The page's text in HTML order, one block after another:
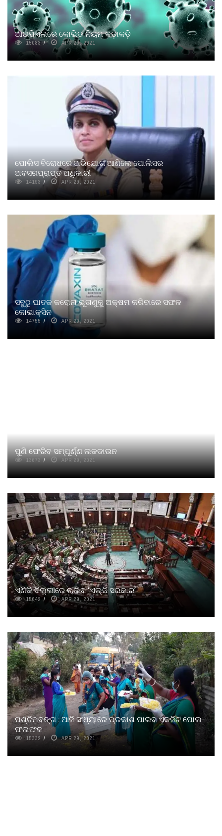
ଆଇପିଏଲରେ କୋଭିଡ ନିୟମ କଡ଼ାକଡ଼ି
15083 APR 29, 2021
ପୋଲିସ ବିରୋଧରେ ଅଭିଯୋଗ ଆଣିଲେ ପୋଲିସର
ଅବସରପ୍ରାପ୍ତ ଅଧିକାରୀ
14193 APR 29, 2021
ସବୁଠୁ ଘାତକ କରୋନା ଭୂତାଣୁକୁ ଅକ୍ଷମ କରିବାରେ ସଫଳ
କୋଭାକ୍ସିନ
14755 APR 29, 2021
ପୁଣି ଫେରିବ ସମ୍ପୂର୍ଣ୍ଣ ଲକଡାଉନ
13673 APR 29, 2021
ଏଣିକି ଦିଲ୍ଲୀରେ ଚାଲିବ ‘ଏଲ୍‌ଜି ସରକାର’
15642 APR 29, 2021
ପଶ୍ଚିମବଙ୍ଗ : ଆଜି ସଂଧ୍ୟାରେ ପ୍ରକାଶ ପାଇବ ଏକଜିଟ ପୋଲ
ଫଳାଫଳ
15332 APR 29, 2021